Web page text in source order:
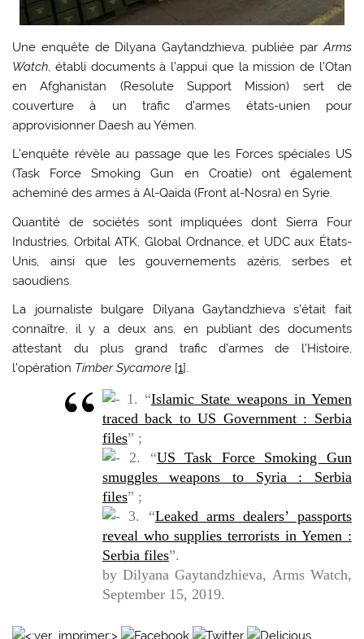
Une enquête de Dilyana Gaytandzhieva, publiée parArms
Watch, établi documents à l’appui que la mission de l’Otan
en Afghanistan (Resolute Support Mission) sert de
couverture à un trafic d’armes états-unien pour
approvisionner Daesh au Yémen.
L’enquête révèle au passage que les Forces spéciales US
(Task Force Smoking Gun en Croatie) ont également
acheminé des armes à Al-Qaïda (Front al-Nosra) en Syrie.
Quantité de sociétés sont impliquées dont Sierra Four
Industries, Orbital ATK, Global Ordnance, et UDC aux États-
Unis, ainsi que les gouvernements azéris, serbes et
saoudiens.
La journaliste bulgare Dilyana Gaytandzhieva s’était fait
connaître, il y a deux ans, en publiant des documents
attestant du plus grand trafic d’armes de l’Histoire,
l’opération Timber Sycamore [1].
1. “Islamic State weapons in Yemen
traced back to US Government : Serbia
files” ;
2. “US Task Force Smoking Gun
smuggles weapons to Syria : Serbia
files” ;
3. “Leaked arms dealers’ passports
reveal who supplies terrorists in Yemen :
Serbia files”.
by Dilyana Gaytandzhieva, Arms Watch,
September 15, 2019.